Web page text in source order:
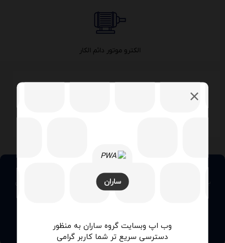
ساران
وب اپ وبسایت گروه ساران به منظور
دسترسی سریع تر شما کاربر گرامی
الکترو موتور دائم الکار
ارتباط با کارشناسان
برای دریافت راهنمایی و مشاوره تخصصی در ارتباط با محصولات همین
حالا تماس بگیرید. کارشناسان ما آماده پاسخگویی به سوالات و
شماره تماس